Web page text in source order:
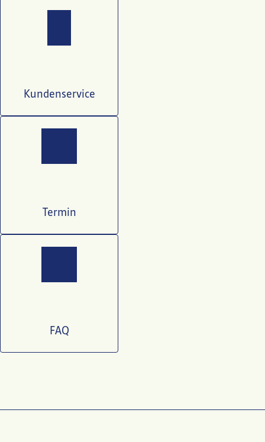
Kundenservice
Termin
FAQ